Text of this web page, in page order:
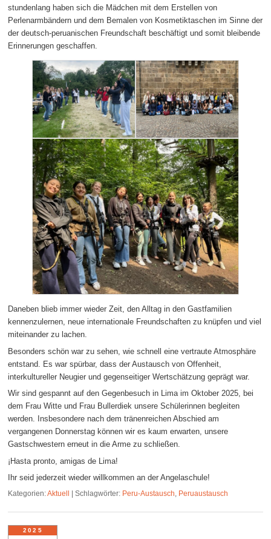
stundenlang haben sich die Mädchen mit dem Erstellen von
Perlenarmbändern und dem Bemalen von Kosmetiktaschen im Sinne der
der deutsch-peruanischen Freundschaft beschäftigt und somit bleibende
Erinnerungen geschaffen.
Daneben blieb immer wieder Zeit, den Alltag in den Gastfamilien
kennenzulernen, neue internationale Freundschaften zu knüpfen und viel
miteinander zu lachen.
Besonders schön war zu sehen, wie schnell eine vertraute Atmosphäre
entstand. Es war spürbar, dass der Austausch von Offenheit,
interkultureller Neugier und gegenseitiger Wertschätzung geprägt war.
Wir sind gespannt auf den Gegenbesuch in Lima im Oktober 2025, bei
dem Frau Witte und Frau Bullerdiek unsere Schülerinnen begleiten
werden. Insbesondere nach dem tränenreichen Abschied am
vergangenen Donnerstag können wir es kaum erwarten, unsere
Gastschwestern erneut in die Arme zu schließen.
¡Hasta pronto, amigas de Lima!
Ihr seid jederzeit wieder willkommen an der Angelaschule!
Kategorien:Aktuell |Schlagwörter: Peru-Austausch Peruaustausch
2025